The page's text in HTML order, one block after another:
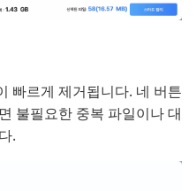
빠르게 제거됩니다. 네 버튼
불필요한 중복 파일이나 대
.